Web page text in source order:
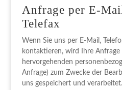
Anfrage per E-
Telefax
Wenn Sie uns per E-Mail,
kontaktieren, wird Ihre Anfrage
hervorgehenden
Anfrage) zum Zwecke der
uns gespeichert und